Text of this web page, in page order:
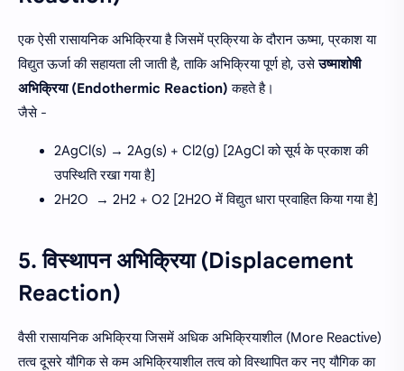
एक ऐसी रासायनिक अभिक्रिया है जिसमें प्रक्रिया के दौरान ऊष्मा, प्रकाश या
विद्युत ऊर्जा की सहायता ली जाती है, ताकि अभिक्रिया पूर्ण हो, उसेउष्माशोषी
अभिक्रिया (Endothermic Reaction)कहते है।
जैसे -
2AgCl(s) → 2Ag(s) + Cl2(g) [2AgCl को सूर्य के प्रकाश की
उपस्थिति रखा गया है]
2H2O → 2H2 + O2 [2H2O में विद्युत धारा प्रवाहित किया गया है]
5. विस्थापन अभिक्रिया (Displacement
Reaction)
वैसी रासायनिक अभिक्रिया जिसमें अधिक अभिक्रियाशील (More Reactive)
तत्व दूसरे यौगिक से कम अभिक्रियाशील तत्व को विस्थापित कर नए यौगिक का